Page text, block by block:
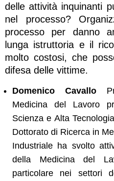
delle attività inquinanti
nel processo?
processo per danno
lunga istruttoria e il
molto costosi, che
difesa delle vittime.
Domenico Cavallo
Medicina del Lavoro
Scienza e Alta
Dottorato di Ricerca in
Industriale ha svolto
della Medicina del
particolare nei settori